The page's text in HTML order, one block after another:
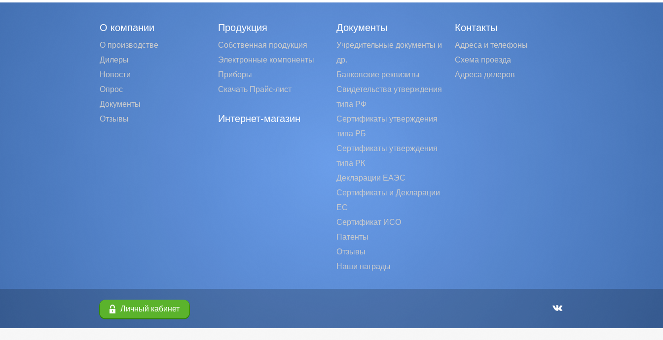
О компании
О производстве
Дилеры
Новости
Опрос
Документы
Отзывы
Продукция
Собственная продукция
Электронные компоненты
Приборы
Скачать Прайс-лист
Интернет-магазин
Документы
Учредительные документы и
др.
Банковские реквизиты
Свидетельства утверждения
типа РФ
Сертификаты утверждения
типа РБ
Сертификаты утверждения
типа РК
Декларации ЕАЭС
Сертификаты и Декларации
EC
Сертификат ИСО
Патенты
Отзывы
Наши награды
Контакты
Адреса и телефоны
Схема проезда
Адреса дилеров
Личный кабинет